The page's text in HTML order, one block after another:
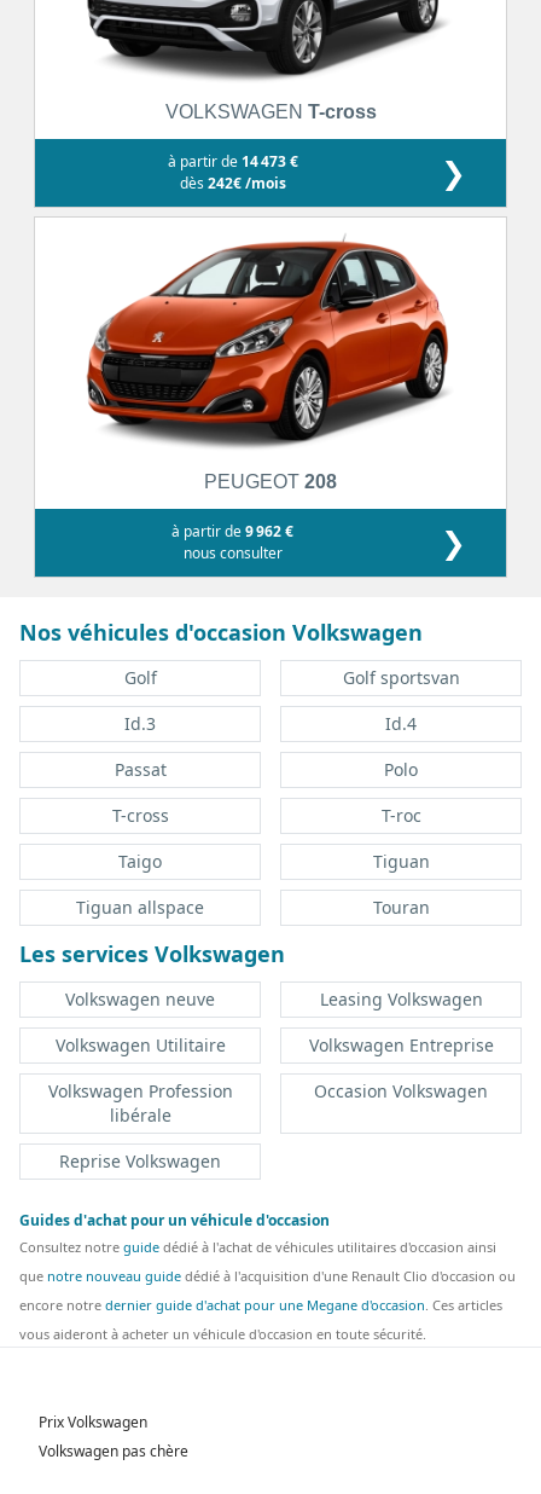
VOLKSWAGEN T-cross
à partir de 14 473 €
dès242€ /mois ❯
PEUGEOT 208
à partir de9 962 €
nous consulter
❯
Nos véhicules d'occasion Volkswagen
Golf
Golf sportsvan
Id.3
Id.4
Passat
Polo
T-cross
T-roc
Taigo
Tiguan
Tiguan allspace
Touran
Les services Volkswagen
Volkswagen neuve
Leasing Volkswagen
Volkswagen Utilitaire
Volkswagen Entreprise
Volkswagen Profession
libérale
Occasion Volkswagen
Reprise Volkswagen
Guides d'achat pour un véhicule d'occasion
Consultez notre guide dédié à l'achat de véhicules utilitaires d'occasion ainsi
que notre nouveau guide dédié à l'acquisition d'une Renault Clio d'occasion ou
encore notre dernier guide d'achat pour une Megane d'occasion. Ces articles
vous aideront à acheter un véhicule d'occasion en toute sécurité.
Prix Volkswagen
Volkswagen pas chère